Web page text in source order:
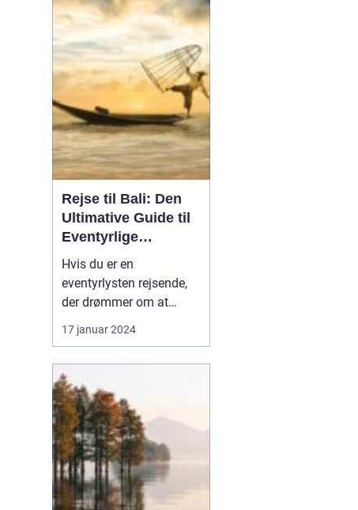
rejseentusiast. Dette
land, der ligger i hjertet
af Sydøstasien, byder på
en rig historie, fasciner...
Rejse til Bali: Den
Ultimative Guide til
Eventyrlige
Rejsende
Hvis du er en
eventyrlysten rejsende,
der drømmer om at
udforske fjerntliggende
og eksotiske
uden tvivl et sted, du bør
have på din bucket list.
Denne artikel er en
omfattende guide til en
rejse til Bali, der vil give
dig al...
17 januar 2024